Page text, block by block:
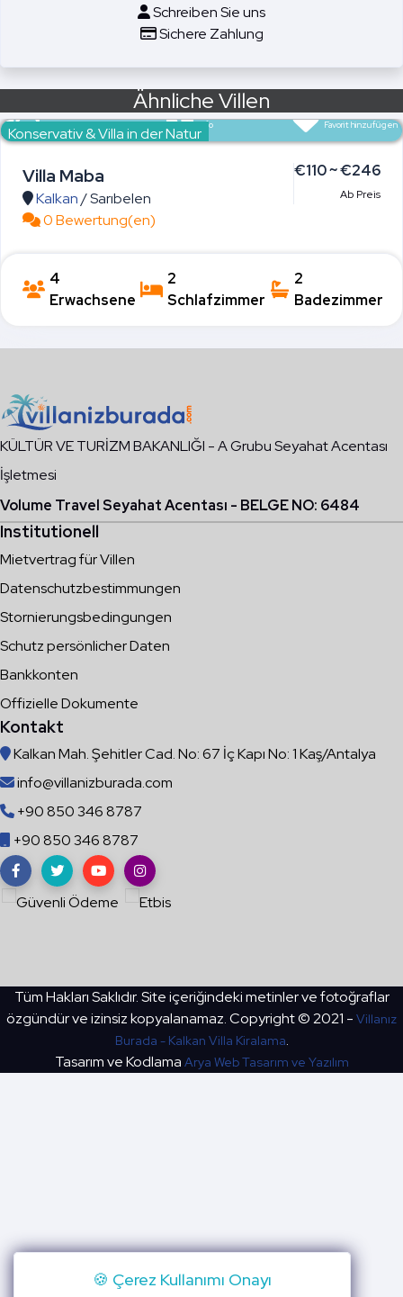
Schreiben Sie uns
Sichere Zahlung
Ähnliche Villen
Konservativ & Villa in der Natur
Alle Bilder Info Favorit hinzufügen
Villa Maba
Kalkan/Sarıbelen
0 Bewertung(en)
€110 ~ €246
Ab Preis
4
Erwachsene
2
Schlafzimmer
2
Badezimmer
KÜLTÜR VE TURİZM BAKANLIĞI - A Grubu Seyahat Acentası
İşletmesi
Volume Travel Seyahat Acentası - BELGE NO: 6484
Institutionell
Mietvertrag für Villen
Datenschutzbestimmungen
Stornierungsbedingungen
Schutz persönlicher Daten
Bankkonten
Offizielle Dokumente
Kontakt
Kalkan Mah. Şehitler Cad. No: 67 İç Kapı No: 1 Kaş/Antalya
info@villanizburada.com
+90 850 346 8787
+90 850 346 8787
Tüm Hakları Saklıdır. Site içeriğindeki metinler ve fotoğraflar
özgündür ve izinsiz kopyalanamaz. Copyright © 2021 - Villanız
Burada - Kalkan Villa Kiralama.
Tasarım ve Kodlama Arya Web Tasarım ve Yazılım
🍪 Çerez Kullanımı Onayı